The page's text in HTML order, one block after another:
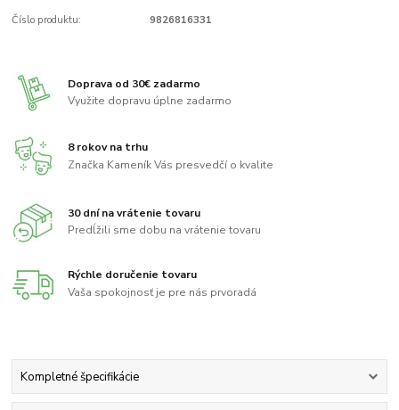
Číslo produktu: 9826816331
Doprava od 30€ zadarmo
Využite dopravu úplne zadarmo
8 rokov na trhu
Značka Kameník Vás presvedčí o kvalite
30 dní na vrátenie tovaru
Predĺžili sme dobu na vrátenie tovaru
Rýchle doručenie tovaru
Vaša spokojnosť je pre nás prvoradá
Kompletné špecifikácie